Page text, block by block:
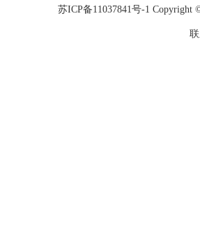
苏ICP备11037841号-1 Copyright